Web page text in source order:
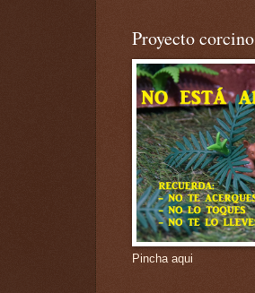
Proyecto corcino
Pincha aqui